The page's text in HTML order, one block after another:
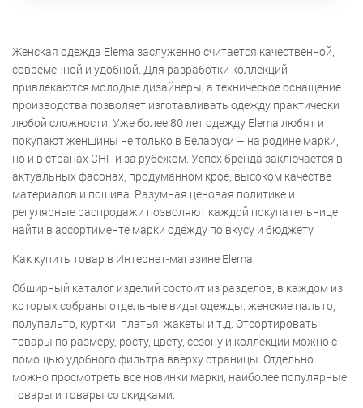
Женская одежда Elema заслуженно считается качественной,
современной и удобной. Для разработки коллекций
привлекаются молодые дизайнеры, а техническое оснащение
производства позволяет изготавливать одежду практически
любой сложности. Уже более 80 лет одежду Elema любят и
покупают женщины не только в Беларуси – на родине марки,
но и в странах СНГ и за рубежом. Успех бренда заключается в
актуальных фасонах, продуманном крое, высоком качестве
материалов и пошива. Разумная ценовая политике и
регулярные распродажи позволяют каждой покупательнице
найти в ассортименте марки одежду по вкусу и бюджету.
Как купить товар в Интернет-магазине Elema
Обширный каталог изделий состоит из разделов, в каждом из
которых собраны отдельные виды одежды: женские пальто,
полупальто, куртки, платья, жакеты и т.д. Отсортировать
товары по размеру, росту, цвету, сезону и коллекции можно с
помощью удобного фильтра вверху страницы. Отдельно
можно просмотреть все новинки марки, наиболее популярные
товары и товары со скидками.